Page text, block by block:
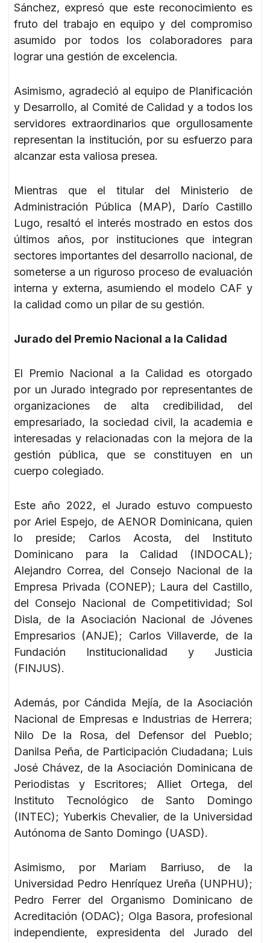
Sánchez, expresó que este reconocimiento es
fruto del trabajo en equipo y del compromiso
asumido por todos los colaboradores para
lograr una gestión de excelencia.
Asimismo, agradeció al equipo de Planificación
y Desarrollo, al Comité de Calidad y a todos los
servidores extraordinarios que orgullosamente
representan la institución, por su esfuerzo para
alcanzar esta valiosa presea.
Mientras que el titular del Ministerio de
Administración Pública (MAP), Darío Castillo
Lugo, resaltó el interés mostrado en estos dos
últimos años, por instituciones que integran
sectores importantes del desarrollo nacional, de
someterse a un riguroso proceso de evaluación
interna y externa, asumiendo el modelo CAF y
la calidad como un pilar de su gestión.
Jurado del Premio Nacional a la Calidad
El Premio Nacional a la Calidad es otorgado
por un Jurado integrado por representantes de
organizaciones de alta credibilidad, del
empresariado, la sociedad civil, la academia e
interesadas y relacionadas con la mejora de la
gestión pública, que se constituyen en un
cuerpo colegiado.
Este año 2022, el Jurado estuvo compuesto
por Ariel Espejo, de AENOR Dominicana, quien
lo preside; Carlos Acosta, del Instituto
Dominicano para la Calidad (INDOCAL);
Alejandro Correa, del Consejo Nacional de la
Empresa Privada (CONEP); Laura del Castillo,
del Consejo Nacional de Competitividad; Sol
Disla, de la Asociación Nacional de Jóvenes
Empresarios (ANJE); Carlos Villaverde, de la
Fundación Institucionalidad y Justicia
(FINJUS).
Además, por Cándida Mejía, de la Asociación
Nacional de Empresas e Industrias de Herrera;
Nilo De la Rosa, del Defensor del Pueblo;
Danilsa Peña, de Participación Ciudadana; Luis
José Chávez, de la Asociación Dominicana de
Periodistas y Escritores; Alliet Ortega, del
Instituto Tecnológico de Santo Domingo
(INTEC); Yuberkis Chevalier, de la Universidad
Autónoma de Santo Domingo (UASD).
Asimismo, por Mariam Barriuso, de la
Universidad Pedro Henríquez Ureña (UNPHU);
Pedro Ferrer del Organismo Dominicano de
Acreditación (ODAC); Olga Basora, profesional
independiente, expresidenta del Jurado del